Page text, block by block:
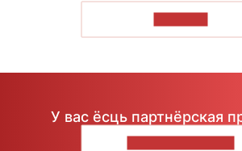
У вас ёсць партнёрская